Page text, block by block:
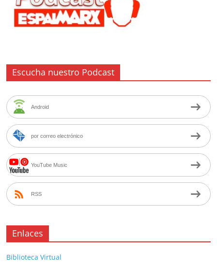
Escucha nuestro Podcast
Android
por correo electrónico
YouTube Music
RSS
Enlaces
Biblioteca Virtual